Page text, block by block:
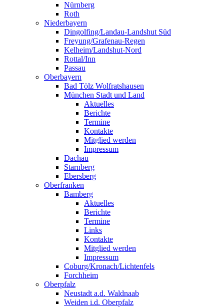
Nürnberg
Roth
Niederbayern
Dingolfing/Landau-Landshut Süd
Freyung/Grafenau-Regen
Kelheim/Landshut-Nord
Rottal/Inn
Passau
Oberbayern
Bad Tölz Wolfratshausen
München Stadt und Land
Aktuelles
Berichte
Termine
Kontakte
Mitglied werden
Impressum
Dachau
Starnberg
Ebersberg
Oberfranken
Bamberg
Aktuelles
Berichte
Termine
Links
Kontakte
Mitglied werden
Impressum
Coburg/Kronach/Lichtenfels
Forchheim
Oberpfalz
Neustadt a.d. Waldnaab
Weiden i.d. Oberpfalz